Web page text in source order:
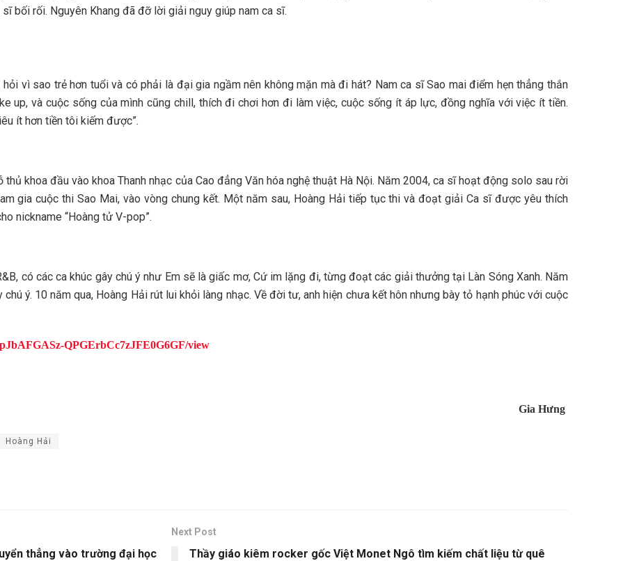
bối rối. Nguyên Khang đã đỡ lời giải nguy giúp nam ca sĩ.
vì sao trẻ hơn tuổi và có phải là đại gia ngầm nên không mặn mà đi hát? Nam ca sĩ Sao mai điểm hẹn thẳng thắn
up, và cuộc sống của mình cũng chill, thích đi chơi hơn đi làm việc, cuộc sống ít áp lực, đồng nghĩa với việc ít tiền.
ít hơn tiền tôi kiếm được”.
khoa đầu vào khoa Thanh nhạc của Cao đẳng Văn hóa nghệ thuật Hà Nội. Năm 2004, ca sĩ hoạt động solo sau rời
gia cuộc thi Sao Mai, vào vòng chung kết. Một năm sau, Hoàng Hải tiếp tục thi và đoạt giải Ca sĩ được yêu thích
nickname “Hoàng tử V-pop”.
có các ca khúc gây chú ý như Em sẽ là giấc mơ, Cứ im lặng đi, từng đoạt các giải thưởng tại Làn Sóng Xanh. Năm
ý. 10 năm qua, Hoàng Hải rút lui khỏi làng nhạc. Về đời tư, anh hiện chưa kết hôn nhưng bày tỏ hạnh phúc với cuộc
QPGErbCc7zJFE0G6GF/view
Gia Hưng
Hoàng Hải
thẳng vào trường đại học
Next Post
Thầy giáo kiêm rocker gốc Việt Monet Ngô tìm kiếm chất liệu từ quê